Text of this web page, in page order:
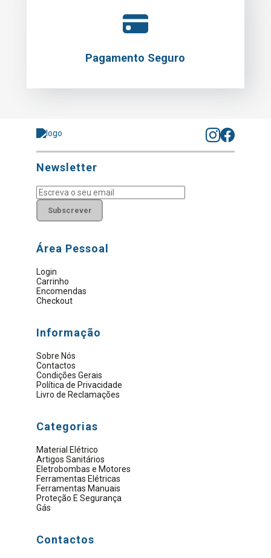
Pagamento Seguro
Newsletter
Subscrever
Área Pessoal
Login
Carrinho
Encomendas
Checkout
Informação
Sobre Nós
Contactos
Condições Gerais
Política de Privacidade
Livro de Reclamações
Categorias
Material Elétrico
Artigos Sanitários
Eletrobombas e Motores
Ferramentas Elétricas
Ferramentas Manuais
Proteção E Segurança
Gás
Contactos